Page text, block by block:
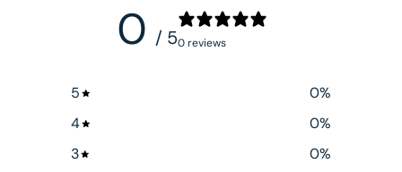
0 / 50 reviews
5 0%
4
0%
3
0%